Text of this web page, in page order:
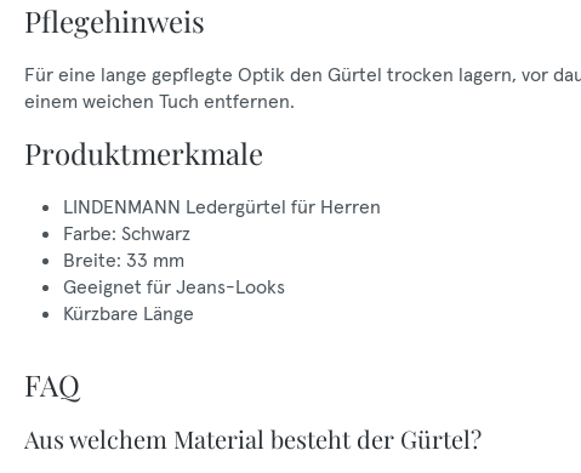
Pflegehinweis
Für eine lange gepflegte Optik den Gürtel trocken lagern, vor
einem weichen Tuch entfernen.
Produktmerkmale
LINDENMANN Ledergürtel für Herren
Farbe: Schwarz
Breite: 33 mm
Geeignet für Jeans-Looks
Kürzbare Länge
FAQ
Aus welchem Material besteht der Gürtel?